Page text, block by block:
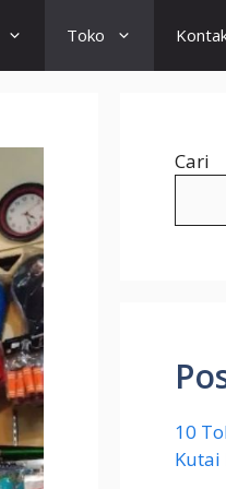
Toko
Cari
10
Kutai